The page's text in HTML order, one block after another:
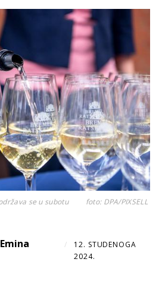
se u subotu
foto: DPA/PIXSELL
Emina
/
12. STUDENOGA
2024.